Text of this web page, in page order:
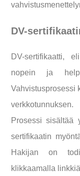
DV-
DV-sertifikaatti,
nopein ja
Vahvistusprosessi
verkkotunnuksen.
Prosessi sisältää
sertifikaatin
Hakijan on
klikkaamalla